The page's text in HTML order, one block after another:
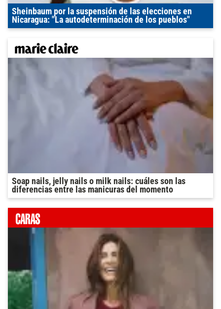
Sheinbaum por la suspensión de las elecciones en
Nicaragua: "La autodeterminación de los pueblos"
Soap nails, jelly nails o milk nails: cuáles son las
diferencias entre las manicuras del momento